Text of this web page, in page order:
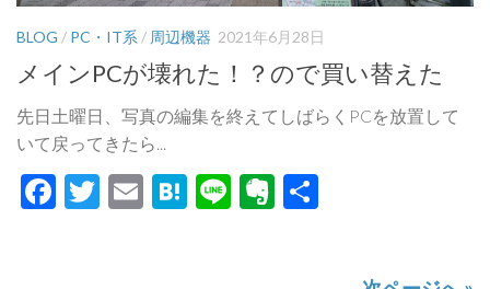
BLOG / PC・IT系 / 周辺機器 2021年6月28日
メインPCが壊れた！？ので買い替えた
先日土曜日、写真の編集を終えてしばらくPCを放置して
いて戻ってきたら...
Facebook
Twitter
EmailHatena
LineEvernote